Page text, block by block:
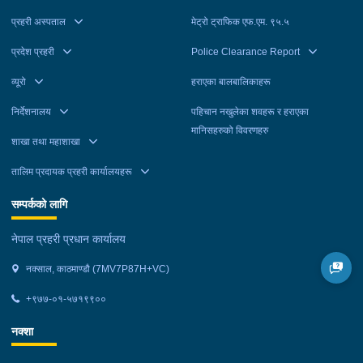
प्रहरी अस्पताल
प्रदेश प्रहरी
व्यूरो
निर्देशनालय
शाखा तथा महाशाखा
तालिम प्रदायक प्रहरी कार्यालयहरू
मेट्रो ट्राफिक एफ.एम. ९५.५
Police Clearance Report
हराएका बालबालिकाहरू
पहिचान नखुलेका शवहरू र हराएका
मानिसहरुको विवरणहरु
सम्पर्कको लागि
नेपाल प्रहरी प्रधान कार्यालय
नक्साल, काठमाण्डौ (7MV7P87H+VC)
+९७७-०१-५७१९९००
नक्शा